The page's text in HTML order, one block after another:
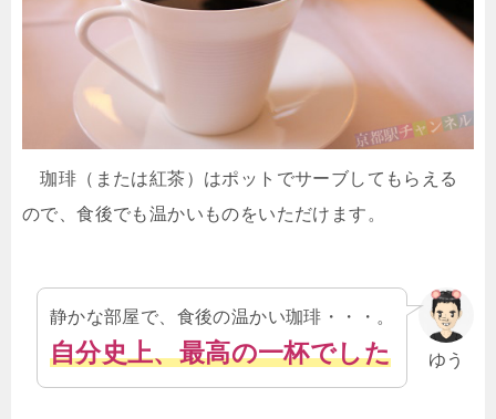
珈琲（または紅茶）はポットでサーブしてもらえる
ので、食後でも温かいものをいただけます。
ゆう
静かな部屋で、食後の温かい珈琲・・・。
自分史上、最高の一杯でした